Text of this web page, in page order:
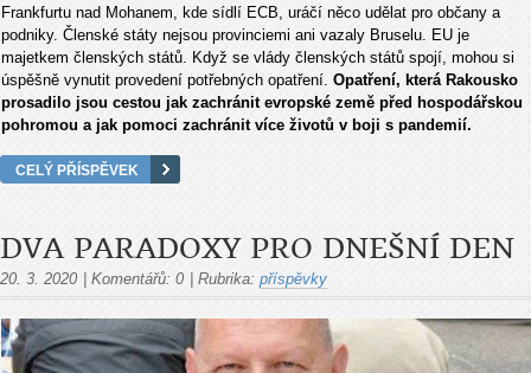
Frankfurtu nad Mohanem, kde sídlí ECB, uráčí něco udělat pro občany a
podniky. Členské státy nejsou provinciemi ani vazaly Bruselu. EU je
majetkem členských států. Když se vlády členských států spojí, mohou si
úspěšně vynutit provedení potřebných opatření. Opatření, která Rakousko
prosadilo jsou cestou jak zachránit evropské země před hospodářskou
pohromou a jak pomoci zachránit více životů v boji s pandemií.
CELÝ PŘÍSPĚVEK
DVA PARADOXY PRO DNEŠNÍ DEN
20. 3. 2020 Komentářů: 0 Rubrika: příspěvky